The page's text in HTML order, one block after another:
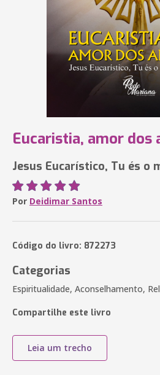
Eucaristia, amor dos
Jesus Eucarístico, Tu és o
Por Deidimar Santos
Código do livro: 872273
Categorias
Espiritualidade, Aconselhamento,
Compartilhe este livro
Leia um trecho